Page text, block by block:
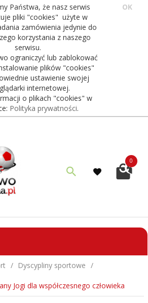
Państwa, że nasz serwis
pliki "cookies" użyte w
zamówienia jedynie do
korzystania z naszego
serwisu.
ograniczyć lub zablokować
plików "cookies"
ustawienie swojej
internetowej.
o plikach "cookies" w
Polityka prywatności.
OK
0
Dyscypliny sportowe
Jogi dla współczesnego człowieka